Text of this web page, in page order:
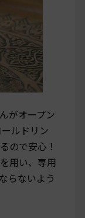
がオープン
ルドリン
ので安心！
用い、専用
らないよう